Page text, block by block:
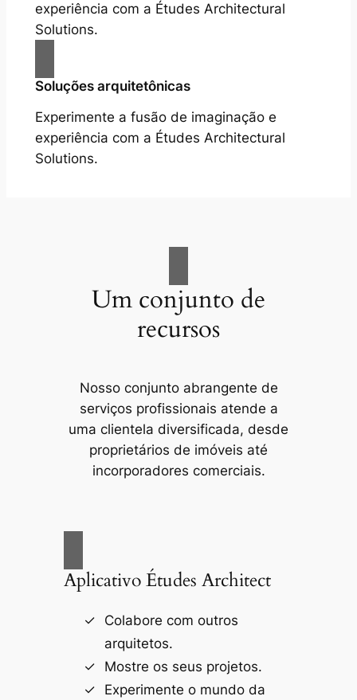
experiência com a Études Architectural
Solutions.
Soluções arquitetônicas
Experimente a fusão de imaginação e
experiência com a Études Architectural
Solutions.
Um conjunto de
recursos
Nosso conjunto abrangente de
serviços profissionais atende a
uma clientela diversificada, desde
proprietários de imóveis até
incorporadores comerciais.
Aplicativo Études Architect
Colabore com outros
arquitetos.
Mostre os seus projetos.
Experimente o mundo da